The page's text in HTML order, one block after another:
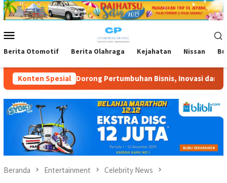
Loncat
ke
Mobile
Berita Otomotif Berita Olahraga Kejahatan Nissan
Konten Spesial
Pertumbuhan Bisnis, Inovasi dan Kolaborasi yang
Beranda Entertainment Celebrity News